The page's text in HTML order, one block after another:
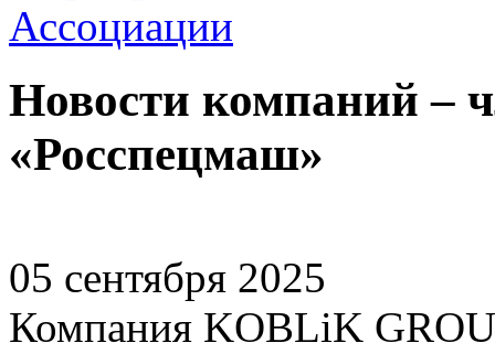
Новости компаний –
«Росспецмаш»
05 сентября 2025
Компания KOBLiK